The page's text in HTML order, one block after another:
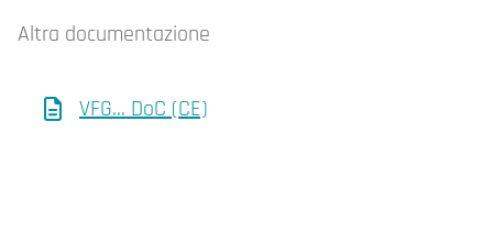
Altra documentazione
VFG... DoC (CE)